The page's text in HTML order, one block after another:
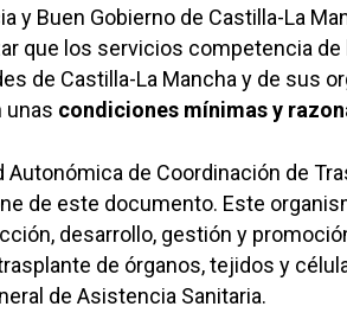
y Buen Gobierno de Castilla-La
que los servicios competencia
de Castilla-La Mancha y de sus
unas condiciones mínimas y
Autonómica de Coordinación de
de este documento. Este
desarrollo, gestión y
de órganos, tejidos y
de Asistencia Sanitaria.